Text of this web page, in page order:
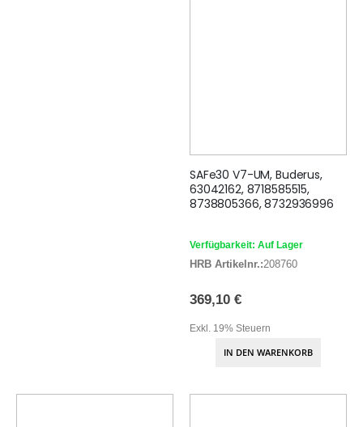
SAFe30 V7-UM, Buderus,
63042162, 8718585515,
8738805366, 8732936996
Verfügbarkeit: Auf Lager
HRB Artikelnr.:208760
369,10 €
Exkl. 19% Steuern
IN DEN WARENKORB